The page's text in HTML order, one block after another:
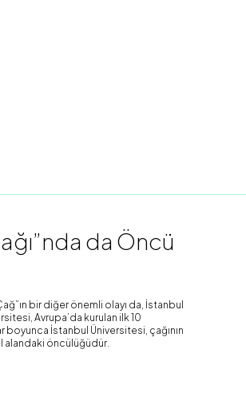
da Öncü
bir diğer önemli olayı da, İstanbul
Avrupa’da kurulan ilk 10
boyunca İstanbul Üniversitesi, çağının
alandaki öncülüğüdür.